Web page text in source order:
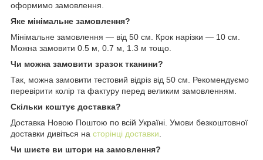
оформимо замовлення.
Яке мінімальне замовлення?
Мінімальне замовлення — від 50 см. Крок нарізки — 10 см.
Можна замовити 0.5 м, 0.7 м, 1.3 м тощо.
Чи можна замовити зразок тканини?
Так, можна замовити тестовий відріз від 50 см. Рекомендуємо
перевірити колір та фактуру перед великим замовленням.
Скільки коштує доставка?
Доставка Новою Поштою по всій Україні. Умови безкоштовної
доставки дивіться на сторінці доставки.
Чи шиєте ви штори на замовлення?